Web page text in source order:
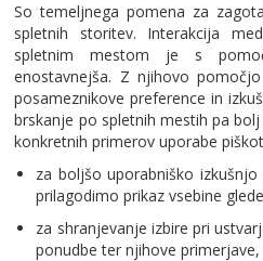
So temeljnega pomena za
spletnih storitev. Interakcija
spletnim mestom je s
enostavnejša. Z njihovo
posameznikove preference in
brskanje po spletnih mestih pa
konkretnih primerov uporabe
za boljšo uporabniško
prilagodimo prikaz vsebine
za shranjevanje izbire pri
ponudbe ter njihove primerjave,